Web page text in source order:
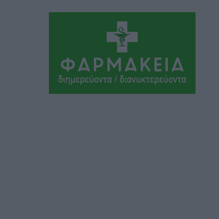
πριν 7 ώρες
ΣΕΤΕ: Σημαντική θεσμική εξέλιξη η
ΚΥΑ για το ΕΧΠ για τον τουρισμό
Ειδήσεις• πριν 8 ώρες